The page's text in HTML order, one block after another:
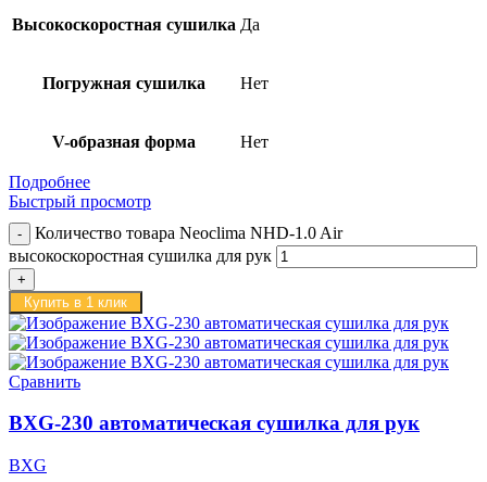
Высокоскоростная сушилка Да
Погружная сушилка Нет
V-образная форма Нет
Подробнее
Быстрый просмотр
Количество товара Neoclima NHD-1.0 Air
высокоскоростная сушилка для рук
Купить в 1 клик
Сравнить
BXG-230 автоматическая сушилка для рук
BXG